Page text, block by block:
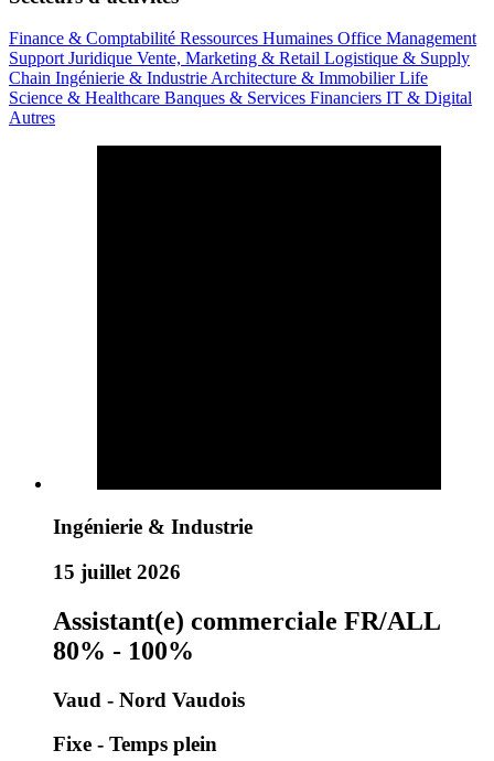
Finance & Comptabilité Ressources Humaines Office Management
SupportJuridique Vente, Marketing & Retail Logistique & Supply
Chain Ingénierie & IndustrieArchitecture & ImmobilierLife
Science & Healthcare Banques & Services Financiers IT & Digital
Autres
Ingénierie & Industrie
15 juillet 2026
Assistant(e) commerciale FR/ALL
80% - 100%
Vaud - Nord Vaudois
Fixe - Temps plein